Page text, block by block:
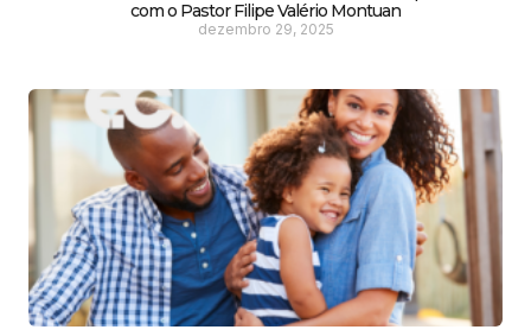
com o Pastor Filipe Valério Montuan
dezembro 29, 2025